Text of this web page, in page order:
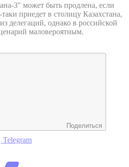
3" может быть продлена, если
приедет в столицу Казахстана,
делегаций, однако в российской
маловероятным.
Поделиться
Telegram